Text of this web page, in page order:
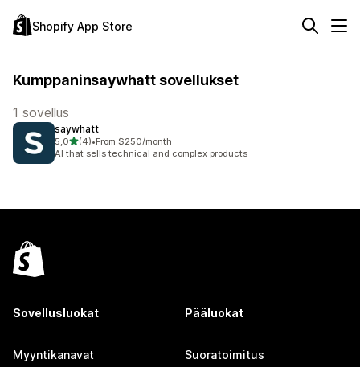
Shopify App Store
Kumppaninsaywhatt sovellukset
1 sovellus
saywhatt
5,0/ 5 tähteä
(4)
4 arvostelua yhteensä
•From $250/month
AI that sells technical and complex products
Sovellusluokat
Myyntikanavat
Pääluokat
Suoratoimitus